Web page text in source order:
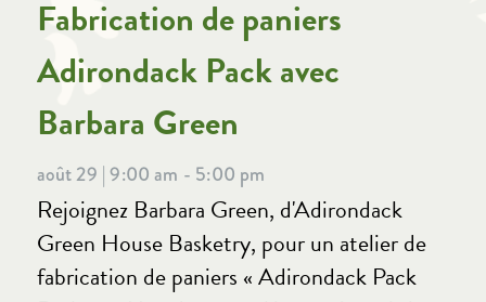
Fabrication de paniers
Adirondack Pack avec
Barbara Green
août 29 | 9:00 am - 5:00 pm
Rejoignez Barbara Green, d'Adirondack
Green House Basketry, pour un atelier de
fabrication de paniers « Adirondack Pack